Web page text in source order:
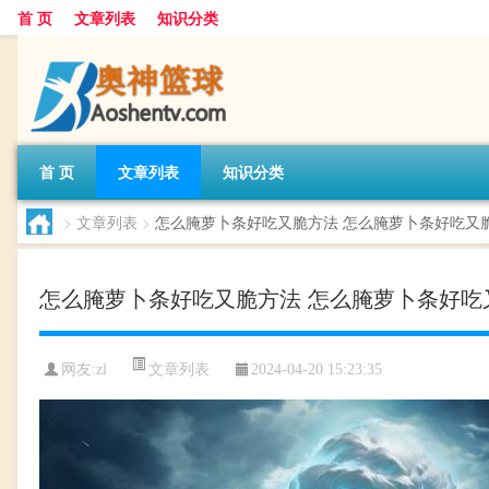
首 页 文章列表 知识分类
首 页 文章列表 知识分类
> 文章列表 > 怎么腌萝卜条好吃又脆方法 怎么腌萝卜条好吃又
怎么腌萝卜条好吃又脆方法 怎么腌萝卜条好吃
网友:zl 文章列表 2024-04-20 15:23:35